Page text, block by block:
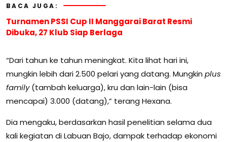
BACA JUGA:
Turnamen PSSI Cup II Manggarai Barat Resmi
Dibuka, 27 Klub Siap Berlaga
“Dari tahun ke tahun meningkat. Kita lihat hari ini,
mungkin lebih dari 2.500 pelari yang datang. Mungkin plus
family(tambah keluarga), kru dan lain-lain (bisa
mencapai) 3.000 (datang),” terang Hexana.
Dia mengaku, berdasarkan hasil penelitian selama dua
kali kegiatan di Labuan Bajo, dampak terhadap ekonomi